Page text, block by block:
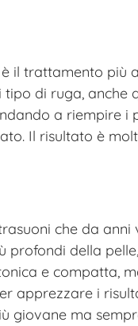
è il trattamento
di ruga, anche
a riempire i
Il risultato è
che da
della
e compatta,
apprezzare i
giovane ma